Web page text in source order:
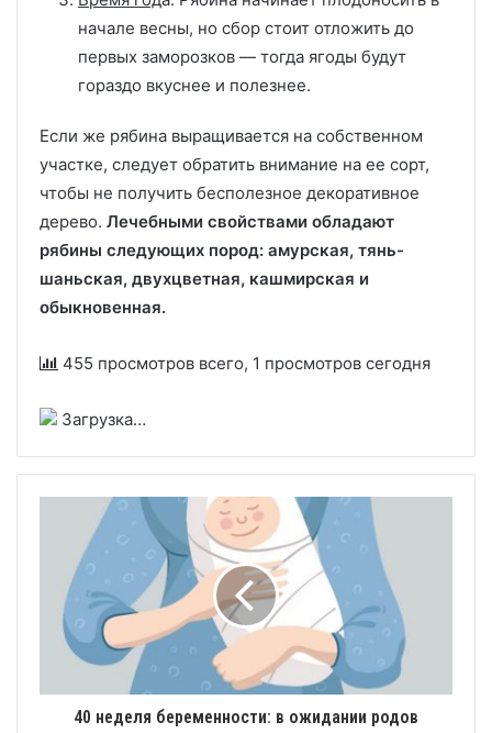
начале весны, но сбор стоит отложить до
первых заморозков — тогда ягоды будут
гораздо вкуснее и полезнее.
Если же рябина выращивается на собственном
участке, следует обратить внимание на ее сорт,
чтобы не получить бесполезное декоративное
дерево. Лечебными свойствами обладают
рябины следующих пород: амурская, тянь-
шаньская, двухцветная, кашмирская и
обыкновенная.
455 просмотров всего, 1 просмотров сегодня
Загрузка…
40 неделя беременности: в ожидании родов